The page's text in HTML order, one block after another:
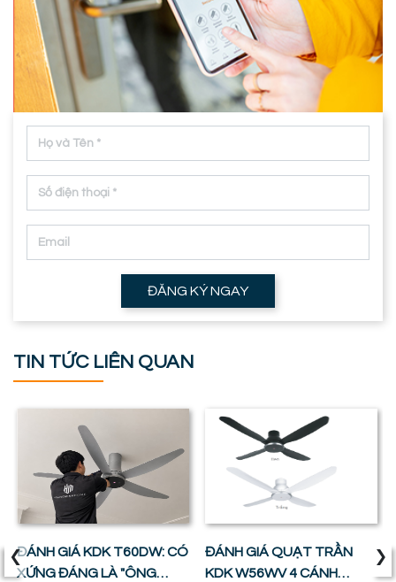
ĐĂNG KÝ NGAY
TIN TỨC LIÊN QUAN
ĐÁNH GIÁ KDK T60DW: CÓ
XỨNG ĐÁNG LÀ "ÔNG
ĐÁNH GIÁ QUẠT TRẦN
KDK W56WV 4 CÁNH
‹ ›